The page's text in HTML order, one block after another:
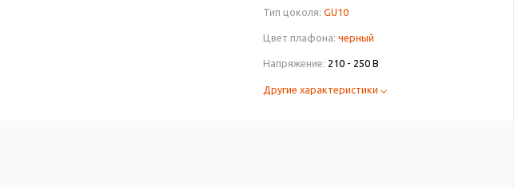
Тип цоколя: GU10
Цвет плафона: черный
Напряжение: 210 - 250 В
Другие характеристики